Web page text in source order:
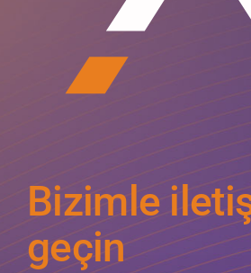
Bizimle
geçin